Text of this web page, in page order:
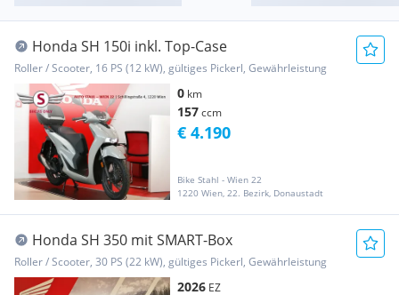
Honda SH 150i inkl. Top-Case
Roller / Scooter, 16 PS (12 kW), gültiges Pickerl, Gewährleistung
0 km
157ccm
Bike Stahl - Wien 22
1220 Wien, 22. Bezirk, Donaustadt
€ 4.190
Honda SH 350 mit SMART-Box
Roller / Scooter, 30 PS (22 kW), gültiges Pickerl, Gewährleistung
2026 EZ